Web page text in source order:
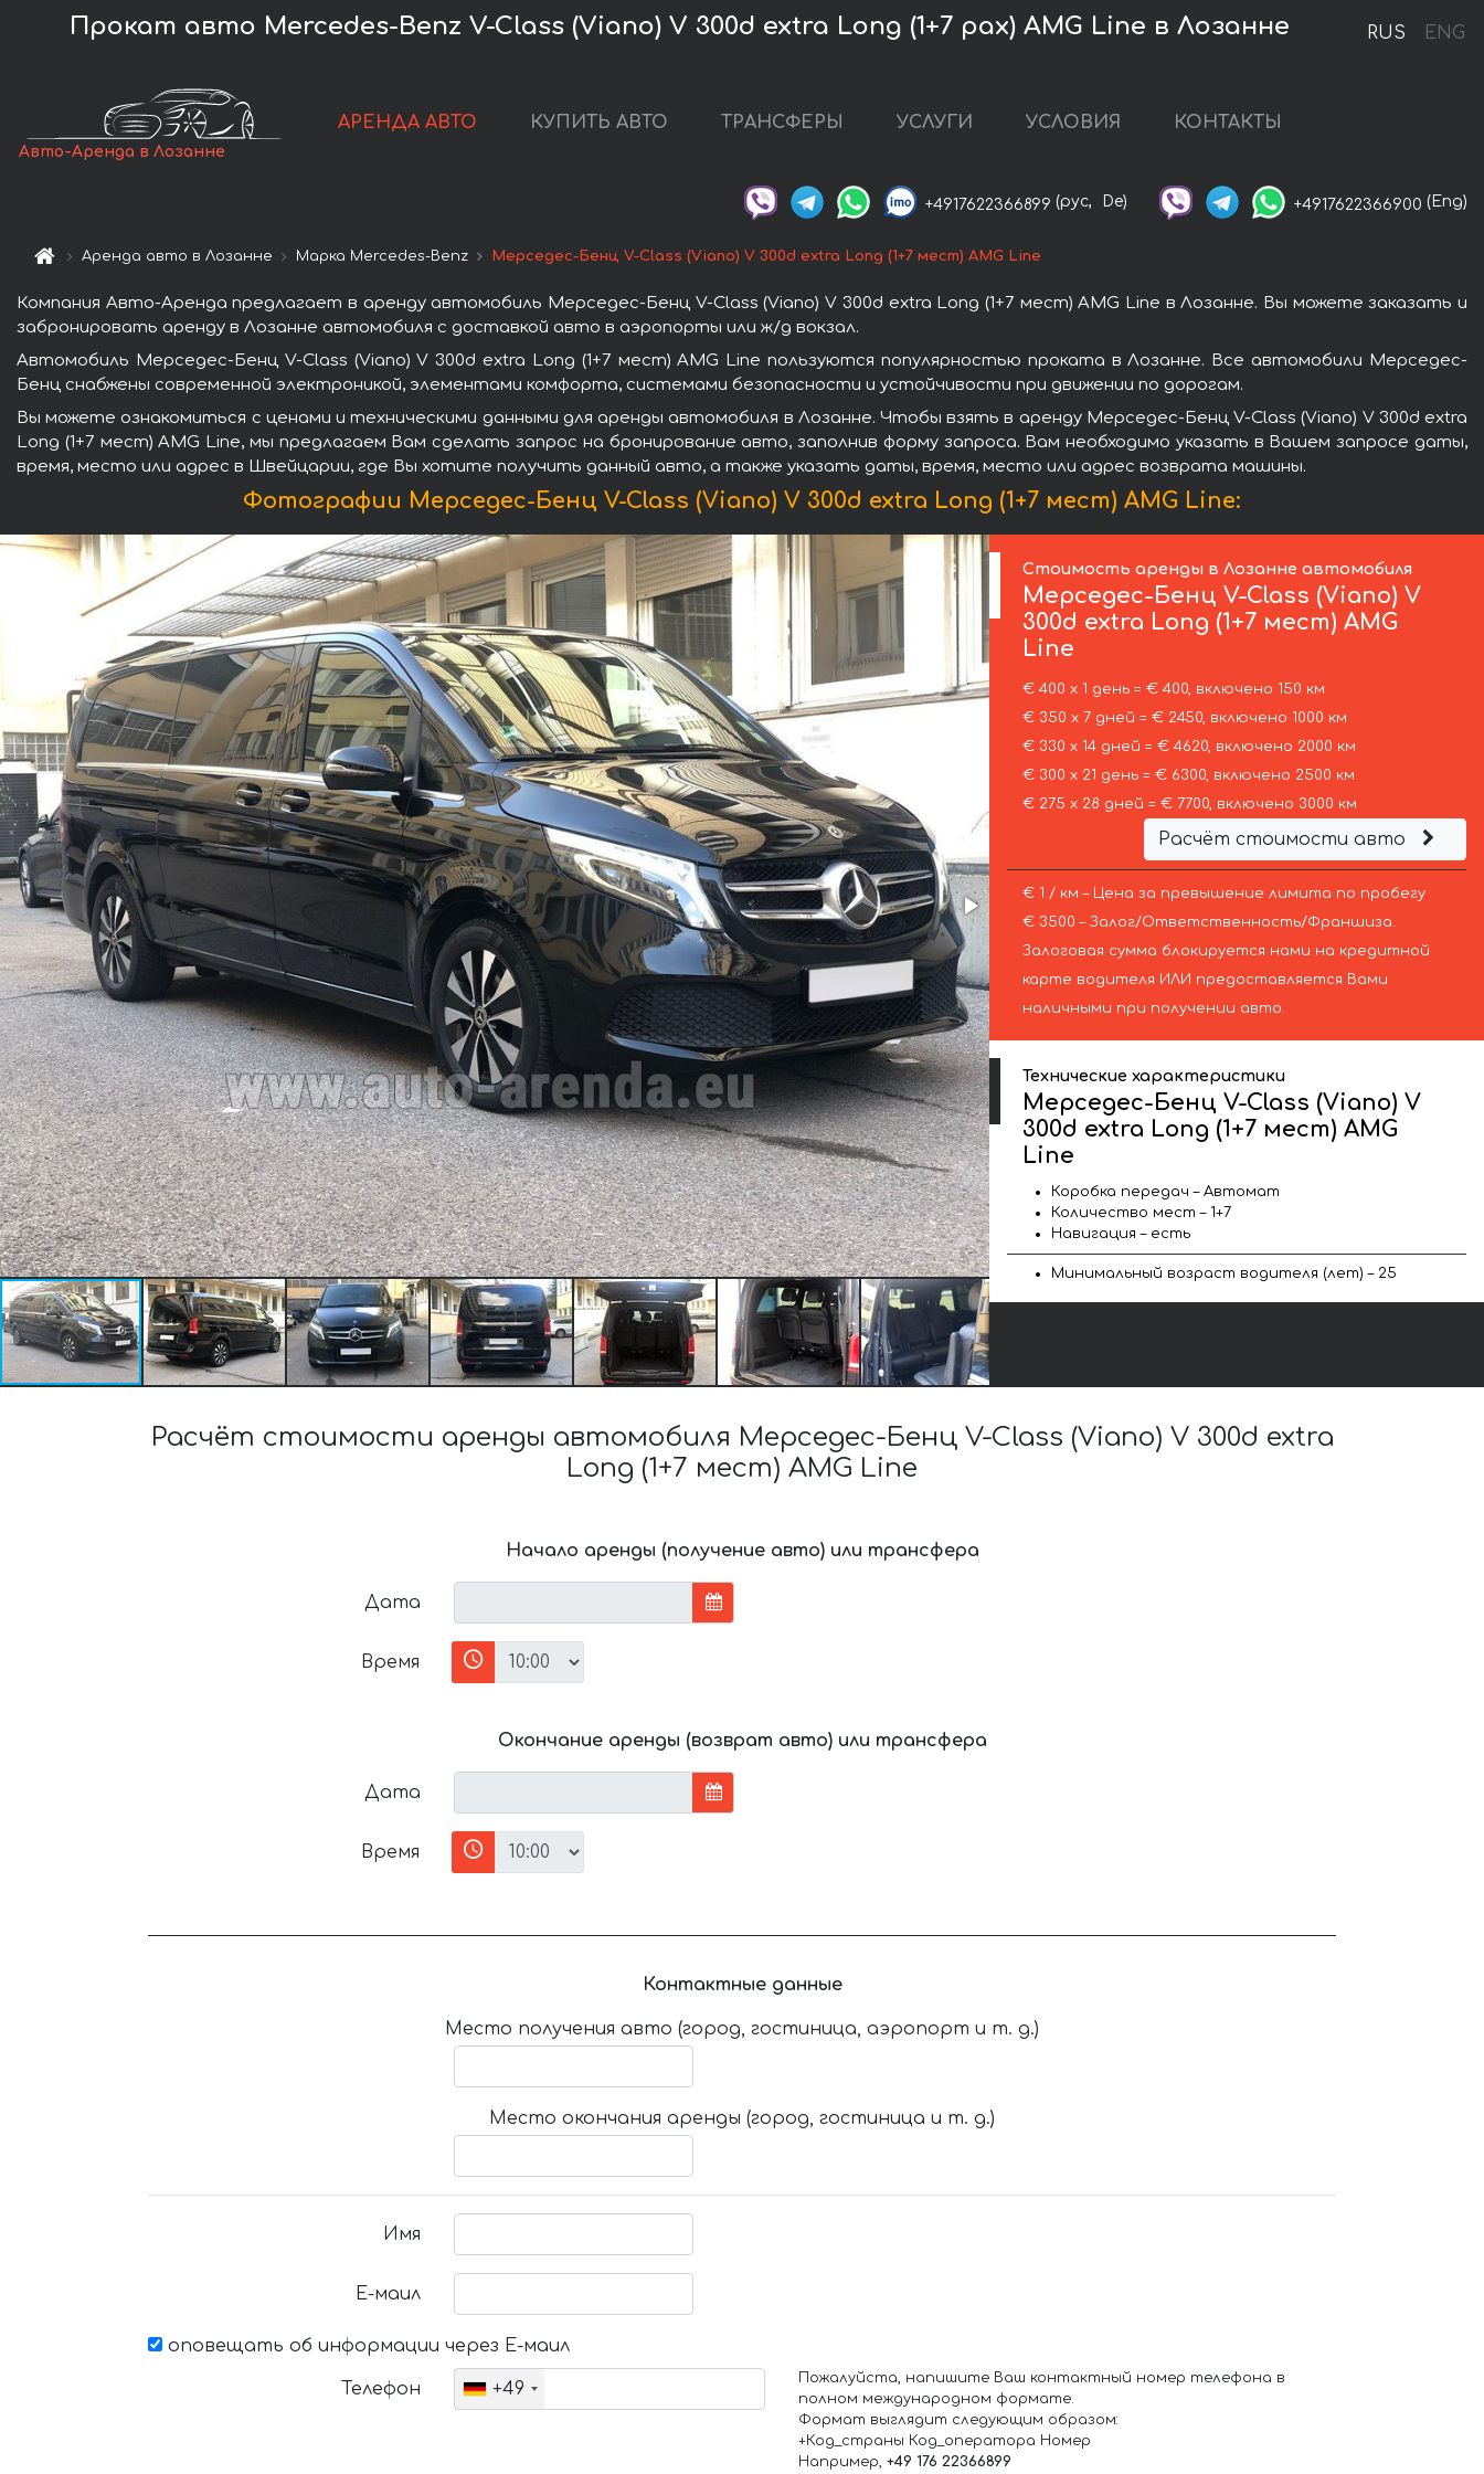
RUS ENG
Прокат авто Mercedes-Benz V-Class (Viano) V 300d extra Long (1+7 pax) AMG Line в Лозанне
Авто-Аренда в Лозанне
АРЕНДА АВТО КУПИТЬ АВТО ТРАНСФЕРЫ УСЛУГИ УСЛОВИЯ КОНТАКТЫ
+4917622366899 (рус, De) +4917622366900 (Eng)
Аренда авто в Лозанне Марка Mercedes-Benz Мерседес-Бенц V-Class (Viano) V 300d extra Long (1+7 мест) AMG Line
Компания Авто-Аренда предлагает в аренду автомобиль Мерседес-Бенц V-Class (Viano) V 300d extra Long (1+7 мест) AMG Line в Лозанне. Вы можете заказать и
забронировать аренду в Лозанне автомобиля с доставкой авто в аэропорты или ж/д вокзал.
Автомобиль Мерседес-Бенц V-Class (Viano) V 300d extra Long (1+7 мест) AMG Line пользуются популярностью проката в Лозанне. Все автомобили Мерседес-
Бенц снабжены современной электроникой, элементами комфорта, системами безопасности и устойчивости при движении по дорогам.
Вы можете ознакомиться с ценами и техническими данными для аренды автомобиля в Лозанне. Чтобы взять в аренду Мерседес-Бенц V-Class (Viano) V 300d extra
Long (1+7 мест) AMG Line, мы предлагаем Вам сделать запрос на бронирование авто, заполнив форму запроса. Вам необходимо указать в Вашем запросе даты,
время, место или адрес в Швейцарии, где Вы хотите получить данный авто, а также указать даты, время, место или адрес возврата машины.
Фотографии Мерседес-Бенц V-Class (Viano) V 300d extra Long (1+7 мест) AMG Line:
Стоимость аренды в Лозанне автомобиля
Мерседес-Бенц V-Class (Viano) V
300d extra Long (1+7 мест) AMG
Line
€ 400 х 1 день = € 400, включено 150 км
€ 350 х 7 дней = € 2450, включено 1000 км
€ 330 х 14 дней = € 4620, включено 2000 км
€ 300 х 21 день = € 6300, включено 2500 км
€ 275 х 28 дней = € 7700, включено 3000 км
Расчёт стоимости авто
€ 1 / км – Цена за превышение лимита по пробегу
€ 3500 – Залог/Ответственность/Франшиза.
Залоговая сумма блокируется нами на кредитной
карте водителя ИЛИ предоставляется Вами
наличными при получении авто.
Технические характеристики
Мерседес-Бенц V-Class (Viano) V
300d extra Long (1+7 мест) AMG
Line
Коробка передач – Автомат
Количество мест – 1+7
Навигация – есть
Минимальный возраст водителя (лет) – 25
Расчёт стоимости аренды автомобиля Мерседес-Бенц V-Class (Viano) V 300d extra
Long (1+7 мест) AMG Line
Начало аренды (получение авто) или трансфера
Дата
Время
Окончание аренды (возврат авто) или трансфера
Дата
Время
Контактные данные
Место получения авто (город, гостиница, аэропорт и т. д.)
Место окончания аренды (город, гостиница и т. д.)
Имя
Е-маил
оповещать об информации через Е-маил
Телефон +49
Пожалуйста, напишите Ваш контактный номер телефона в
полном международном формате.
Формат выглядит следующим образом:
+Код_страны Код_оператора Номер
Например, +49 176 22366899